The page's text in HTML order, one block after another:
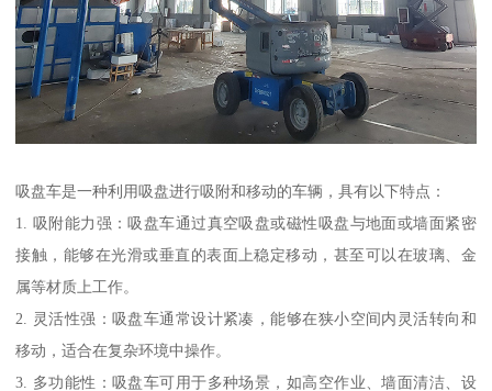
吸盘车是一种利用吸盘进行吸附和移动的车辆，具有以下特点：
1. 吸附能力强：吸盘车通过真空吸盘或磁性吸盘与地面或墙面紧密
接触，能够在光滑或垂直的表面上稳定移动，甚至可以在玻璃、金
属等材质上工作。
2. 灵活性强：吸盘车通常设计紧凑，能够在狭小空间内灵活转向和
移动，适合在复杂环境中操作。
3. 多功能性：吸盘车可用于多种场景，如高空作业、墙面清洁、设